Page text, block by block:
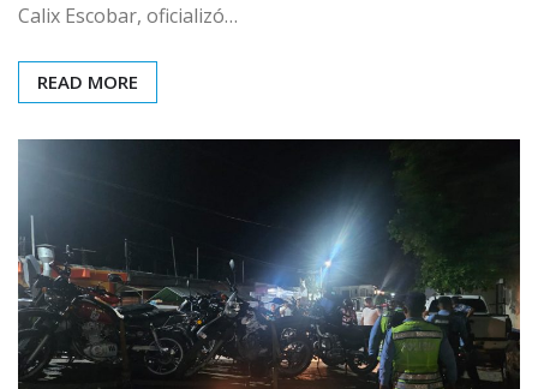
Calix Escobar, oficializó…
READ MORE